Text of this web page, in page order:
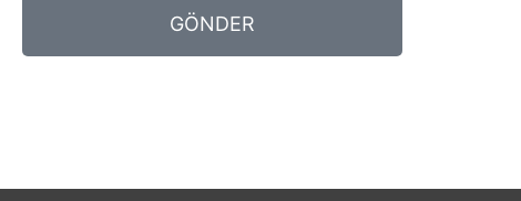
GÖNDER